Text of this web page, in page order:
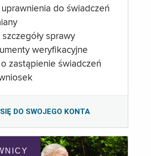
uprawnienia do świadczeń
sprawy
weryfikacyjne
zastąpienie świadczeń
DO SWOJEGO KONTA